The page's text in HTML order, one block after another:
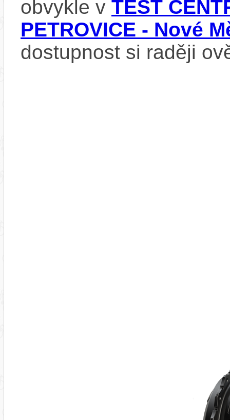
obvykle v TEST
PETROVICE - Nové
dostupnost si raději